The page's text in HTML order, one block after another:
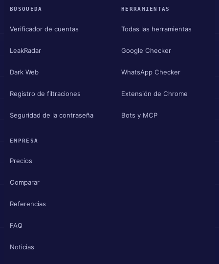
BÚSQUEDA
Verificador de cuentas
LeakRadar
Dark Web
Registro de filtraciones
Seguridad de la contraseña
HERRAMIENTAS
Todas las herramientas
Google Checker
WhatsApp Checker
Extensión de Chrome
Bots y MCP
EMPRESA
Precios
Comparar
Referencias
FAQ
Noticias